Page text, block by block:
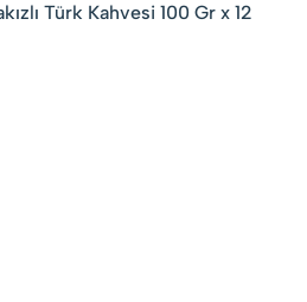
Türk Kahvesi 100 Gr x 12